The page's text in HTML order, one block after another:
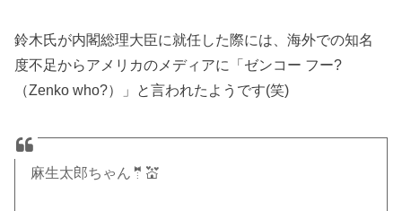
鈴木氏が内閣総理大臣に就任した際には、海外での知名
度不足からアメリカのメディアに「ゼンコー フー?
（Zenko who?）」と言われたようです(笑)
麻生太郎ちゃん🤵💒